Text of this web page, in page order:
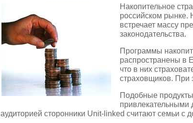
Накопительное
российском рынке.
встречает массу
законодательства.
Программы
распространены в
что в них
страховщиков. При
Подобные
привлекательными
аудиторией сторонники Unit-linked считают семьи с